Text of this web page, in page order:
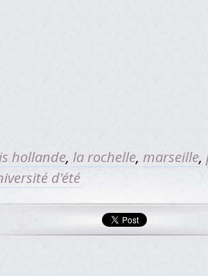
hollande, la rochelle, marseille,
d'été